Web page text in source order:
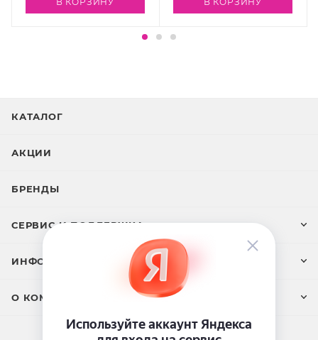
КАТАЛОГ
АКЦИИ
БРЕНДЫ
СЕРВИС И ПОДДЕРЖКА
ИНФОРМАЦИЯ
О КОМПАНИИ